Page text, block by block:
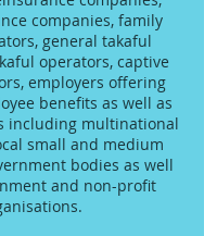
companies, family
general takaful
operators, captive
employers offering
benefits as well as
including multinational
small and medium
bodies as well
and non-profit